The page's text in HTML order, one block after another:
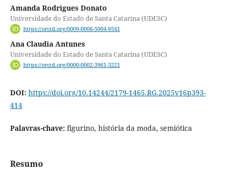
Amanda Rodrigues Donato
Universidade do Estado de Santa Catarina (UDESC)
https://orcid.org/0009-0006-5004-9541
Ana Claudia Antunes
Universidade do Estado de Santa Catarina (UDESC)
https://orcid.org/0000-0002-3961-3221
DOI: https://doi.org/10.14244/2179-1465.RG.2025v16p393-
414
Palavras-chave: figurino, história da moda, semiótica
Resumo